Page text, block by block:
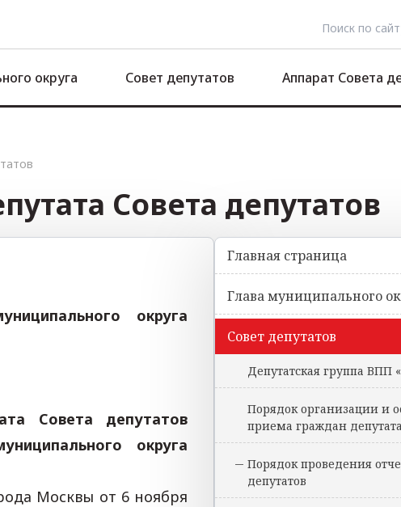
округа Совет депутатов Аппарат Совета
Совета депутатов
округа
Совета депутатов
округа
Москвы от 6 ноября
Главная страница
Глава муниципального
Совет депутатов
Депутатская группа ВПП
Порядок организации и
приема граждан
Порядок проведения
депутатов